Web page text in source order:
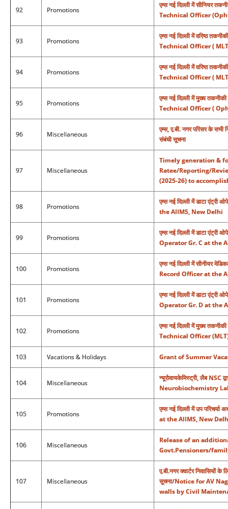
92 Promotions
एम्स नई दिल्ली में सीनियर
Technical Officer
93 Promotions
एम्स नई दिल्ली में वरिष्ठ
Technical Officer (
94 Promotions
एम्स नई दिल्ली में वरिष्ठ
Technical Officer (
95 Promotions
एम्स नई दिल्ली में मुख्य
Technical Officer (
96 Miscellaneous
एम्स, ए.बी. नगर परिसर के सभी
संबंधी सूचना
97 Miscellaneous
Timely generation &
Ratee/Reporting/
(2025-26) to
98 Promotions
एम्स नई दिल्ली में डाटा
the AIIMS, New Delhi
99 Promotions
एम्स नई दिल्ली में डाटा
Operator Gr. C at the
100 Promotions
एम्स नई दिल्ली में सीनीयर
Record Officer at the
101 Promotions
एम्स नई दिल्ली में डाटा
Operator Gr. D at the
102 Promotions
एम्स नई दिल्ली में मुख्य
Technical Officer
103 Vacations & Holidays Grant of Summer
104 Miscellaneous
न्यूरोवायकेमिस्ट्री, लैब
Neurobiochemistry
105 Promotions
एम्स नई दिल्ली में उप
at the AIIMS, New
106 Miscellaneous
Release of an
Govt.Pensioners/
107 Miscellaneous
ए.बी.नगर क्वार्टर निवासियों के
सूचना/Notice for AV
walls by Civil